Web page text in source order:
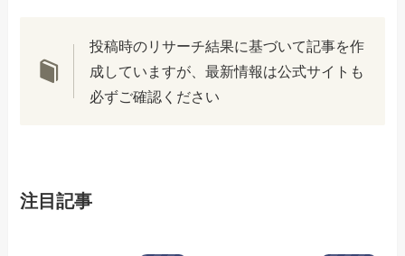
投稿時のリサーチ結果に基づいて記事を作
成していますが、最新情報は公式サイトも
必ずご確認ください
注目記事